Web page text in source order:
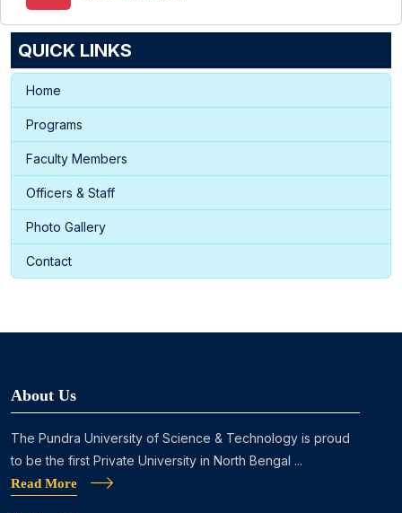
QUICK LINKS
Home
Programs
Faculty Members
Officers & Staff
Photo Gallery
Contact
About Us
The Pundra University of Science & Technology is proud
to be the first Private University in North Bengal ...
Read More